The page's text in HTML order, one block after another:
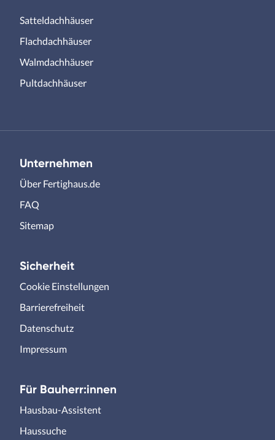
Satteldachhäuser
Flachdachhäuser
Walmdachhäuser
Pultdachhäuser
Unternehmen
Über Fertighaus.de
FAQ
Sitemap
Sicherheit
Cookie Einstellungen
Barrierefreiheit
Datenschutz
Impressum
Für Bauherr:innen
Hausbau-Assistent
Haussuche